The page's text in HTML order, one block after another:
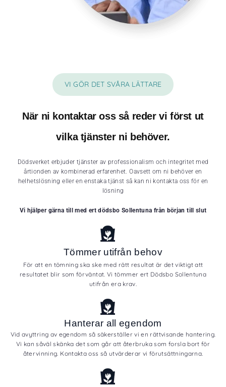
VI GÖR DET SVÅRA LÄTTARE
När ni kontaktar oss så reder vi först ut
vilka tjänster ni behöver.
Dödsverket erbjuder tjänster av professionalism och integritet med
årtionden av kombinerad erfarenhet. Oavsett om ni behöver en
helhetslösning eller en enstaka tjänst så kan ni kontakta oss för en
lösning
Vi hjälper gärna till med ert dödsbo Sollentuna från början till slut
Tömmer utifrån behov
För att en tömning ska ske med rätt resultat är det viktigt att
resultatet blir som förväntat. Vi tömmer ert Dödsbo Sollentuna
utifrån era krav.
Hanterar all egendom
Vid avyttring av egendom så säkerställer vi en rättvisande hantering.
Vi kan såväl skänka det som går att återbruka som forsla bort för
återvinning. Kontakta oss så utvärderar vi förutsättningarna.